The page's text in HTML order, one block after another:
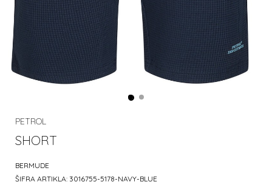
PETROL
SHORT
BERMUDE
ŠIFRA ARTIKLA: 3016755-5178-NAVY-BLUE